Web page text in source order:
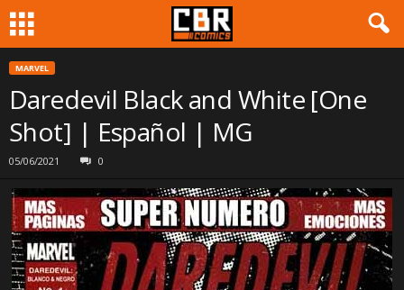
MARVEL
Daredevil Black and White [One
Shot] | Español | MG
05/06/2021 0